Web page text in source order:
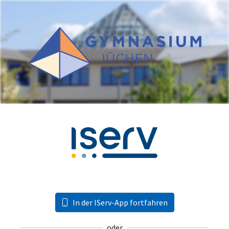
In der IServ-App fortfahren